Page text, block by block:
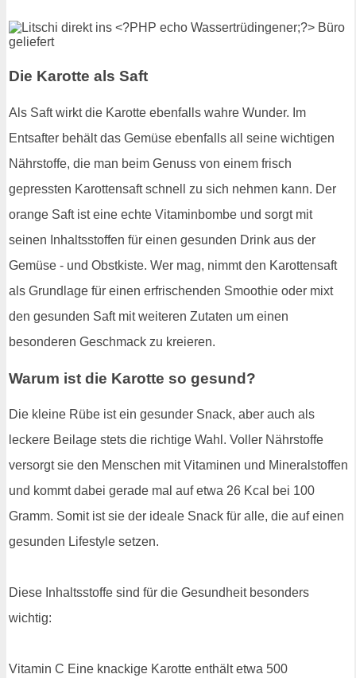
Die Karotte als Saft
Als Saft wirkt die Karotte ebenfalls wahre Wunder. Im
Entsafter behält das Gemüse ebenfalls all seine wichtigen
Nährstoffe, die man beim Genuss von einem frisch
gepressten Karottensaft schnell zu sich nehmen kann. Der
orange Saft ist eine echte Vitaminbombe und sorgt mit
seinen Inhaltsstoffen für einen gesunden Drink aus der
Gemüse - und Obstkiste. Wer mag, nimmt den Karottensaft
als Grundlage für einen erfrischenden Smoothie oder mixt
den gesunden Saft mit weiteren Zutaten um einen
besonderen Geschmack zu kreieren.
Warum ist die Karotte so gesund?
Die kleine Rübe ist ein gesunder Snack, aber auch als
leckere Beilage stets die richtige Wahl. Voller Nährstoffe
versorgt sie den Menschen mit Vitaminen und Mineralstoffen
und kommt dabei gerade mal auf etwa 26 Kcal bei 100
Gramm. Somit ist sie der ideale Snack für alle, die auf einen
gesunden Lifestyle setzen.
Diese Inhaltsstoffe sind für die Gesundheit besonders
wichtig:
Vitamin C Eine knackige Karotte enthält etwa 500